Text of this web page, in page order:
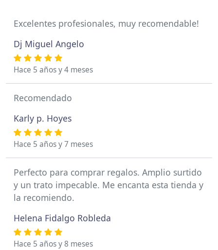
Excelentes profesionales, muy recomendable!
Dj Miguel Angelo
Hace 5 años y 4 meses
Recomendado
Karly p. Hoyes
Hace 5 años y 7 meses
Perfecto para comprar regalos. Amplio surtido
y un trato impecable. Me encanta esta tienda y
la recomiendo.
Helena Fidalgo Robleda
Hace 5 años y 8 meses